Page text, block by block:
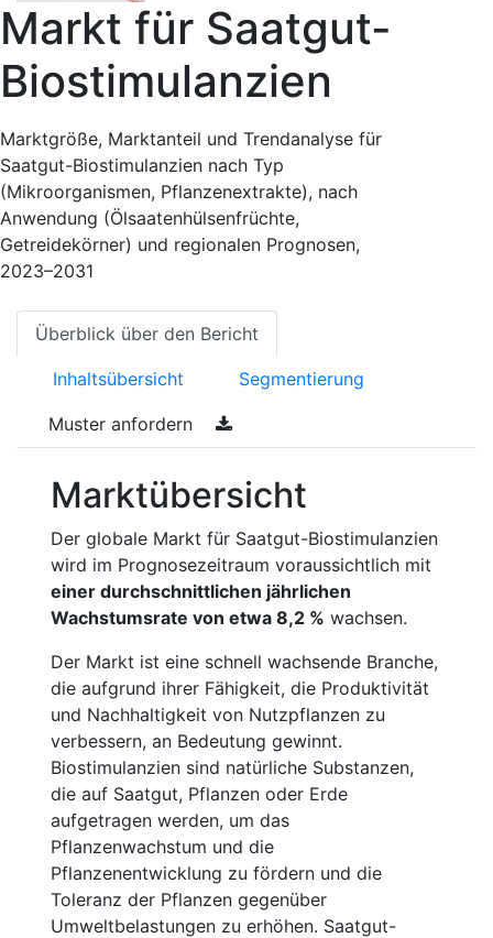
Markt für Saatgut-
Biostimulanzien
Marktgröße, Marktanteil und Trendanalyse für
Saatgut-Biostimulanzien nach Typ
(Mikroorganismen, Pflanzenextrakte), nach
Anwendung (Ölsaatenhülsenfrüchte,
Getreidekörner) und regionalen Prognosen,
2023–2031
Überblick über den Bericht
Inhaltsübersicht Segmentierung
Muster anfordern
Marktübersicht
Der globale Markt für Saatgut-Biostimulanzien
wird im Prognosezeitraum voraussichtlich mit
einer durchschnittlichen jährlichen
Wachstumsrate von etwa 8,2 % wachsen.
Der Markt ist eine schnell wachsende Branche,
die aufgrund ihrer Fähigkeit, die Produktivität
und Nachhaltigkeit von Nutzpflanzen zu
verbessern, an Bedeutung gewinnt.
Biostimulanzien sind natürliche Substanzen,
die auf Saatgut, Pflanzen oder Erde
aufgetragen werden, um das
Pflanzenwachstum und die
Pflanzenentwicklung zu fördern und die
Toleranz der Pflanzen gegenüber
Umweltbelastungen zu erhöhen. Saatgut-